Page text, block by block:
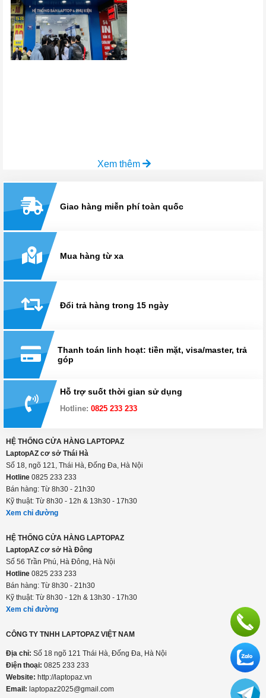
Xem thêm
Giao hàng miễn phí toàn quốc
Mua hàng từ xa
Đổi trả hàng trong 15 ngày
Thanh toán linh hoạt: tiền mặt, visa/master, trả
góp
Hỗ trợ suốt thời gian sử dụng
Hotline: 0825 233 233
HỆ THỐNG CỬA HÀNG LAPTOPAZ
LaptopAZ cơ sở Thái Hà
Số 18, ngõ 121, Thái Hà, Đống Đa, Hà Nội
Hotline 0825 233 233
Bán hàng: Từ 8h30 - 21h30
Kỹ thuật: Từ 8h30 - 12h & 13h30 - 17h30
Xem chỉ đường
HỆ THỐNG CỬA HÀNG LAPTOPAZ
LaptopAZ cơ sở Hà Đông
Số 56 Trần Phú, Hà Đông, Hà Nội
Hotline 0825 233 233
Bán hàng: Từ 8h30 - 21h30
Kỹ thuật: Từ 8h30 - 12h & 13h30 - 17h30
Xem chỉ đường
CÔNG TY TNHH LAPTOPAZ VIỆT NAM
Địa chỉ: Số 18 ngõ 121 Thái Hà, Đống Đa, Hà Nội
Điện thoại: 0825 233 233
Website: http://laptopaz.vn
Email: laptopaz2025@gmail.com